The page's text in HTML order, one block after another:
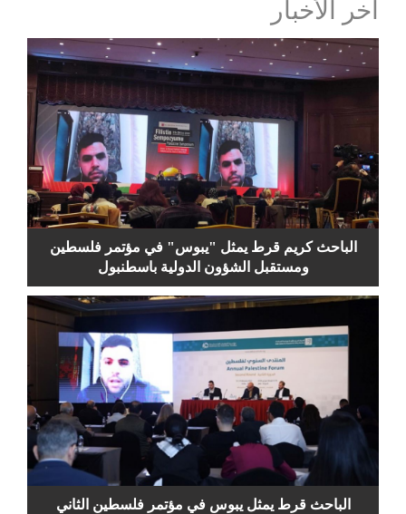
آخر الأخبار
الباحث كريم قرط يمثل "يبوس" في مؤتمر فلسطين
ومستقبل الشؤون الدولية باسطنبول
الباحث قرط يمثل يبوس في مؤتمر فلسطين الثاني